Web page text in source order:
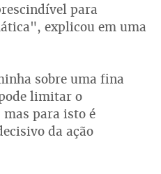
para
explicou em uma
sobre uma fina
limitar o
para isto é
da ação